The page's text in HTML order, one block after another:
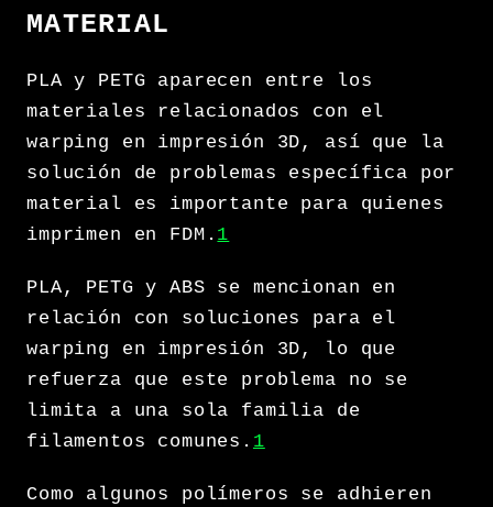
MATERIAL
PLA y PETG aparecen entre los
materiales relacionados con el
warping en impresión 3D, así que la
solución de problemas específica por
material es importante para quienes
imprimen en FDM. 1
PLA, PETG y ABS se mencionan en
relación con soluciones para el
warping en impresión 3D, lo que
refuerza que este problema no se
limita a una sola familia de
filamentos comunes. 1
Como algunos polímeros se adhieren